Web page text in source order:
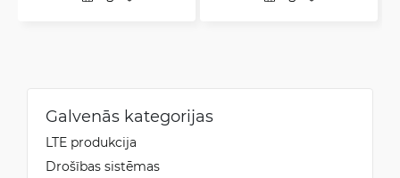
Galvenās kategorijas
LTE produkcija
Drošības sistēmas